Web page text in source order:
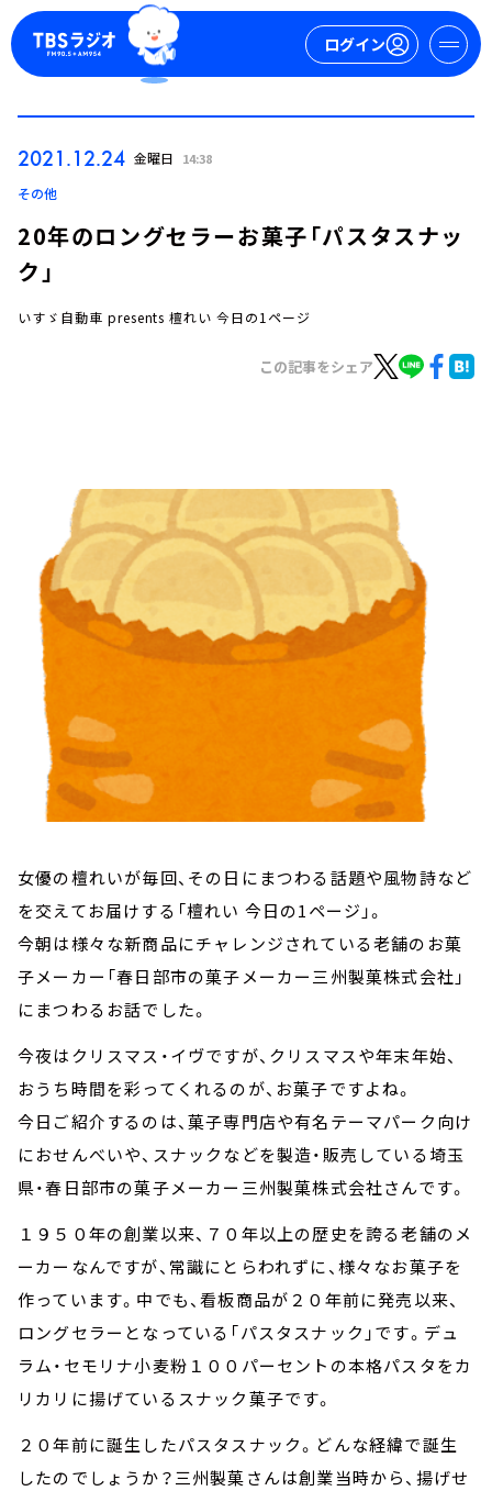
ログイン
お知らせ
イベント・グッズ
YouTube
会社情報
2021.12.24 金曜日 14:38
その他
20年のロングセラーお菓子「パスタスナッ
ク」
いすゞ自動車 presents 檀れい 今日の1ページ
この記事をシェア
女優の檀れいが毎回、その日にまつわる話題や風物詩など
を交えてお届けする「檀れい 今日の1ページ」。
今朝は様々な新商品にチャレンジされている老舗のお菓
子メーカー「春日部市の菓子メーカー三州製菓株式会社」
にまつわるお話でした。
今夜はクリスマス・イヴですが、クリスマスや年末年始、
おうち時間を彩ってくれるのが、お菓子ですよね。
今日ご紹介するのは、菓子専門店や有名テーマパーク向け
におせんべいや、スナックなどを製造・販売している埼玉
県・春日部市の菓子メーカー三州製菓株式会社さんです。
１９５０年の創業以来、７０年以上の歴史を誇る老舗のメ
ーカーなんですが、常識にとらわれずに、様々なお菓子を
作っています。中でも、看板商品が２０年前に発売以来、
ロングセラーとなっている「パスタスナック」です。デュ
ラム・セモリナ小麦粉１００パーセントの本格パスタをカ
リカリに揚げているスナック菓子です。
２０年前に誕生したパスタスナック。どんな経緯で誕生
したのでしょうか？三州製菓さんは創業当時から、揚げせ